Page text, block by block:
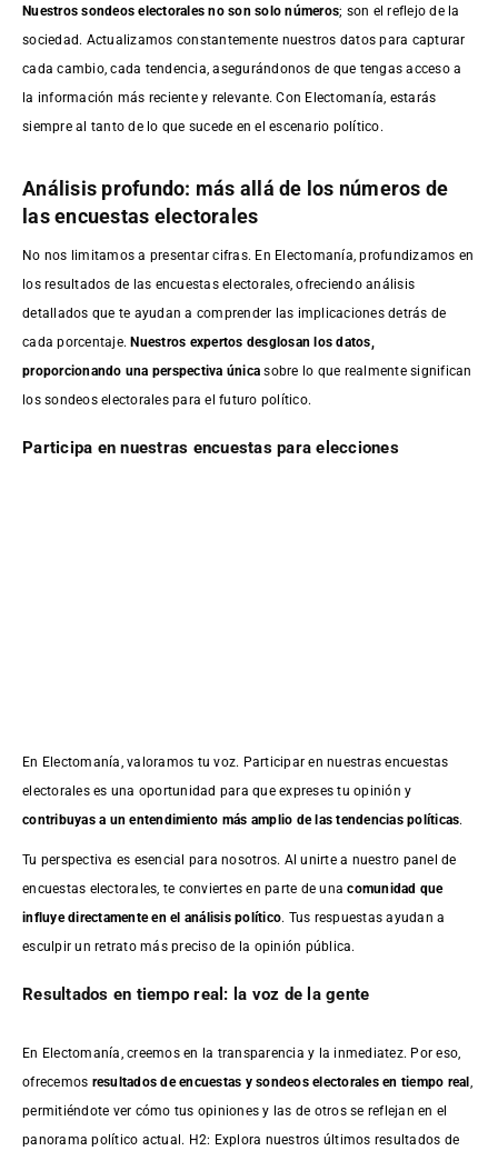
Nuestros sondeos electorales no son solo números; son el reflejo de la
sociedad. Actualizamos constantemente nuestros datos para capturar
cada cambio, cada tendencia, asegurándonos de que tengas acceso a
la información más reciente y relevante. Con Electomanía, estarás
siempre al tanto de lo que sucede en el escenario político.
Análisis profundo: más allá de los números de
las encuestas electorales
No nos limitamos a presentar cifras. En Electomanía, profundizamos en
los resultados de las encuestas electorales, ofreciendo análisis
detallados que te ayudan a comprender las implicaciones detrás de
cada porcentaje.Nuestros expertos desglosan los datos,
proporcionando una perspectiva única sobre lo que realmente significan
los sondeos electorales para el futuro político.
Participa en nuestras encuestas para elecciones
En Electomanía, valoramos tu voz. Participar en nuestras encuestas
electorales es una oportunidad para que expreses tu opinión y
contribuyas a un entendimiento más amplio de las tendencias políticas.
Tu perspectiva es esencial para nosotros. Al unirte a nuestro panel de
encuestas electorales, te conviertes en parte de unacomunidad que
influye directamente en el análisis político. Tus respuestas ayudan a
esculpir un retrato más preciso de la opinión pública.
Resultados en tiempo real: la voz de la gente
En Electomanía, creemos en la transparencia y la inmediatez. Por eso,
ofrecemos resultados deencuestas y sondeos electorales en tiempo real
permitiéndote ver cómo tus opiniones y las de otros se reflejan en el
panorama político actual. H2: Explora nuestros últimos resultados de